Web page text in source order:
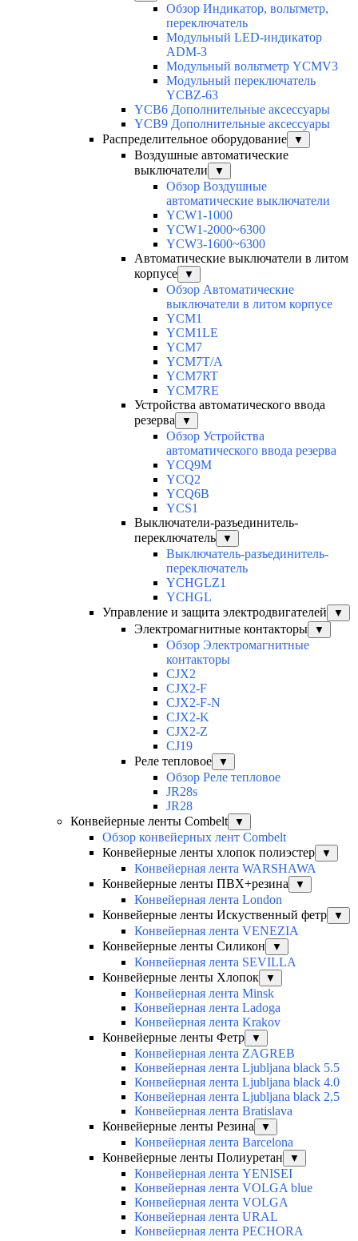
Обзор Индикатор, вольтметр,
переключатель
Модульный LED-индикатор
ADM-3
Модульный вольтметр YCMV3
Модульный переключатель
YCBZ-63
YCB6 Дополнительные аксессуары
YCB9 Дополнительные аксессуары
Распределительное оборудование
▼
Воздушные автоматические
выключатели
▼
Обзор Воздушные
автоматические выключатели
YCW1-1000
YCW1-2000~6300
YCW3-1600~6300
Автоматические выключатели в литом
корпусе
▼
Обзор Автоматические
выключатели в литом корпусе
YCM1
YCM1LE
YCM7
YCM7T/A
YCM7RT
YCM7RE
Устройства автоматического ввода
резерва
▼
Обзор Устройства
автоматического ввода резерва
YCQ9M
YCQ2
YCQ6B
YCS1
Выключатели-разъединитель-
переключатель
▼
Выключатель-разъединитель-
переключатель
YCHGLZ1
YCHGL
Управление и защита электродвигателей
▼
Электромагнитные контакторы ▼
Обзор Электромагнитные
контакторы
CJX2
CJX2-F
CJX2-F-N
CJX2-K
CJX2-Z
CJ19
Реле тепловое
▼
Обзор Реле тепловое
JR28s
JR28
Конвейерные ленты Combelt
▼
Обзор конвейерных лент Combelt
Конвейерные ленты хлопок полиэстер
▼
Конвейерная лента WARSHAWA
Конвейерные ленты ПВХ+резина
▼
Конвейерная лента London
Конвейерные ленты Искуственный фетр
▼
Конвейерная лента VENEZIA
Конвейерные ленты Силикон
▼
Конвейерная лента SEVILLA
Конвейерные ленты Хлопок
▼
Конвейерная лента Minsk
Конвейерная лента Ladoga
Конвейерная лента Krakov
Конвейерные ленты Фетр
▼
Конвейерная лента ZAGREB
Конвейерная лента Ljubljana black 5.5
Конвейерная лента Ljubljana black 4.0
Конвейерная лента Ljubljana black 2,5
Конвейерная лента Bratislava
Конвейерные ленты Резина
▼
Конвейерная лента Barcelona
Конвейерные ленты Полиуретан
▼
Конвейерная лента YENISEI
Конвейерная лента VOLGA blue
Конвейерная лента VOLGA
Конвейерная лента URAL
Конвейерная лента PECHORA